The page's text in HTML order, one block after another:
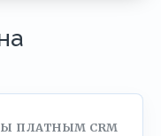
ПЛАТНЫМ CRM